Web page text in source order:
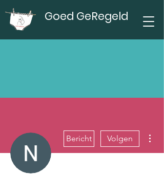
Goed GeRegeld
Bericht Volgen